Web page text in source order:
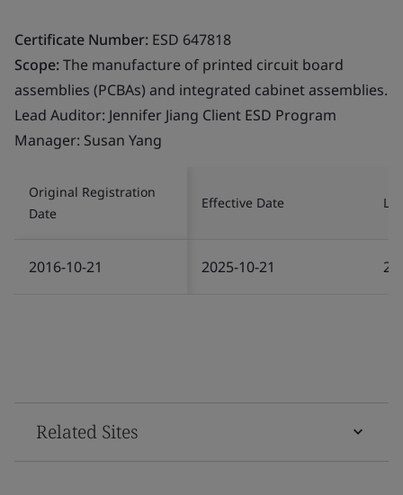
Certificate Number: ESD 647818
Scope:The manufacture of printed circuit board
assemblies (PCBAs) and integrated cabinet assemblies.
Lead Auditor: Jennifer Jiang Client ESD Program
Manager: Susan Yang
Original Registration
Date
Effective Date
2016-10-21 2025-10-21
Related Sites